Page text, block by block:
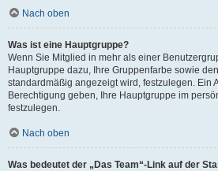
Nach oben
Was ist eine Hauptgruppe?
Wenn Sie Mitglied in mehr als einer
Hauptgruppe dazu, Ihre Gruppenfarbe sowie
standardmäßig angezeigt wird, festzulegen. Ein
Berechtigung geben, Ihre Hauptgruppe im
festzulegen.
Nach oben
Was bedeutet der „Das Team“-Link auf der